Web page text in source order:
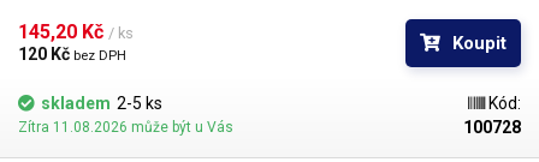
145,20 Kč / ks
120 Kč bez DPH
Koupit
skladem 2-5 ks
Zítra 11.08.2026 může být u Vás
Kód:
100728